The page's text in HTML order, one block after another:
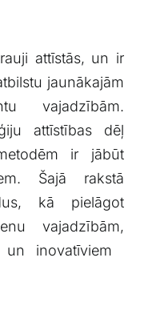
⁢attīstās, ‌un ir
jaunākajām
vajadzībām.⁢
attīstības dēļ
ir ​jābūt
Šajā ‍rakstā
kā pielāgot
⁣vajadzībām,
inovatīviem